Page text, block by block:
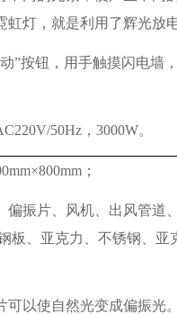
虹灯，就是利用了辉光放
”按钮，用手触摸闪电墙
50Hz ， 3000W。
×800mm ；
偏振片、风机、出风管道
板、亚克力、不锈钢、亚
可以使自然光变成偏振光